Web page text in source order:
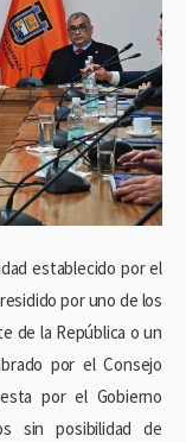
establecido por el
por uno de los
de la República o un
por el Consejo
por el Gobierno
sin posibilidad de